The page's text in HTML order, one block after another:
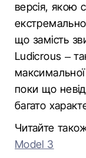
версія, якою
що замість
Ludicrous –
поки що
багато
Читайте
Model 3